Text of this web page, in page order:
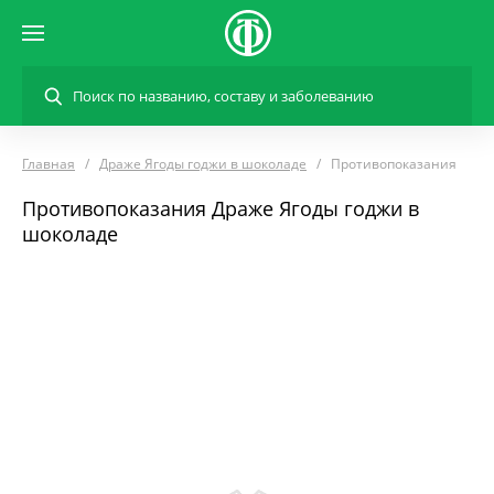
Главная Драже Ягоды годжи в шоколаде Противопоказания
Противопоказания Драже Ягоды годжи в
шоколаде